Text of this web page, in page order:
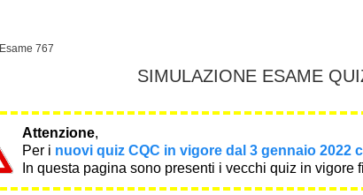
Esame 767
SIMULAZIONE ESAME
Attenzione,
Per i nuovi quiz CQC in vigore dal 3 gennaio 2022
In questa pagina sono presenti i vecchi quiz in vigore